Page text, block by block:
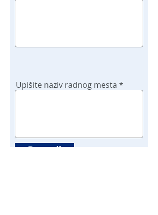
Upišite naziv radnog mesta
Potvrdi